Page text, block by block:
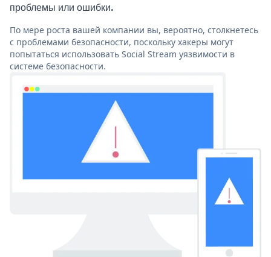
проблемы или ошибки.
По мере роста вашей компании вы, вероятно, столкнетесь
с проблемами безопасности, поскольку хакеры могут
попытаться использовать Social Stream уязвимости в
системе безопасности.